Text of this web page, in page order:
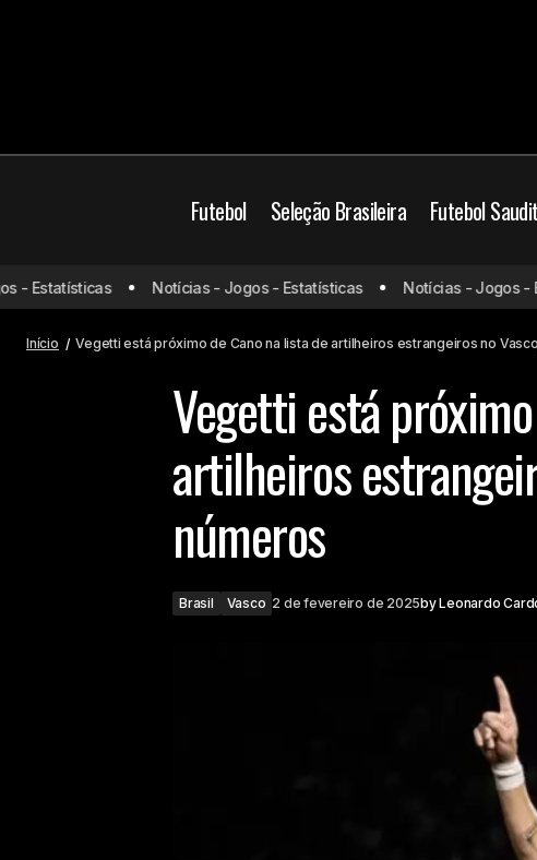
Futebol Seleção Brasileira Futebol
Jogos de hoje (03/02/25) ao vivo de
futebol: onde assistir e horário
Brasil
Vasco
Vegetti
números
Notícias - Jogos - Estatísticas Notícias - Jogos -
Início Vegetti está próximo de Cano na lista de artilheiros estrangeiros no
Vegetti está
artilheiros
números
Brasil Vasco 2 de fevereiro de 2025byLeonardo